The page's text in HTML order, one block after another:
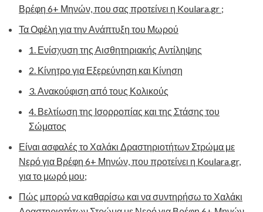
Βρέφη 6+ Μηνών, που σας προτείνει η Koulara.gr ;
Τα Οφέλη για την Ανάπτυξη του Μωρού
1. Ενίσχυση της Αισθητηριακής Αντίληψης
2. Κίνητρο για Εξερεύνηση και Κίνηση
3. Ανακούφιση από τους Κολικούς
4. Βελτίωση της Ισορροπίας και της Στάσης του
Σώματος
Είναι ασφαλές το Χαλάκι Δραστηριοτήτων Στρώμα με
Νερό για Βρέφη 6+ Μηνών, που προτείνει η Koulara.gr,
για το μωρό μου;
Πώς μπορώ να καθαρίσω και να συντηρήσω το Χαλάκι